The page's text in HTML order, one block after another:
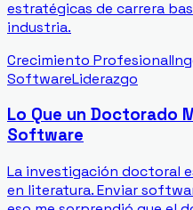
estratégicas de carrera
industria.
Crecimiento Profesional
SoftwareLiderazgo
Lo Que un Doctorado
Software
La investigación doctoral
en literatura. Enviar